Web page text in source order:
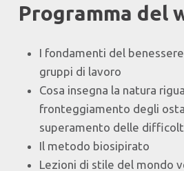
Programma del
I fondamenti del
gruppi di lavoro
Cosa insegna la natura
fronteggiamento degli
superamento delle
Il metodo biosipirato
Lezioni di stile del mondo